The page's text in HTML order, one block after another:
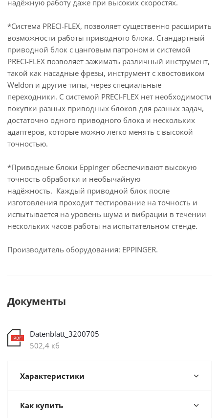
надёжную работу даже при высоких скоростях.
*Система PRECI-FLEX, позволяет существенно расширить
возможности работы приводного блока. Стандартный
приводной блок с цанговым патроном и системой
PRECI-FLEX позволяет зажимать различный инструмент,
такой как насадные фрезы, инструмент с хвостовиком
Weldon и другие типы, через специальные
переходники. С системой PRECI-FLEX нет необходимости
покупки разных приводных блоков для разных задач,
достаточно одного приводного блока и нескольких
адаптеров, которые можно легко менять с высокой
точностью.
*Приводные блоки Eppinger обеспечивают высокую
точность обработки и необычайную
надёжность. Каждый приводной блок после
изготовления проходит тестирование на точность и
испытывается на уровень шума и вибрации в течении
нескольких часов работы на испытательном стенде.
Производитель оборудования: EPPINGER.
Документы
Datenblatt_3200705
502,4 кб
Характеристики
Как купить